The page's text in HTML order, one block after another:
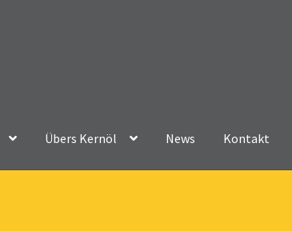
Übers Kernöl News Kontakt